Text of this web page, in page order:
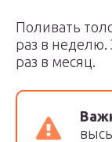
Поливать
раз в неделю.
раз в месяц.